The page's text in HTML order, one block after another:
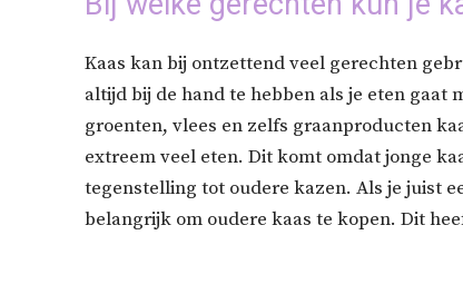
Kaas kan bij ontzettend veel gerechten
altijd bij de hand te hebben als je eten gaat
groenten, vlees en zelfs graanproducten
extreem veel eten. Dit komt omdat jonge
tegenstelling tot oudere kazen. Als je juist
belangrijk om oudere kaas te kopen. Dit